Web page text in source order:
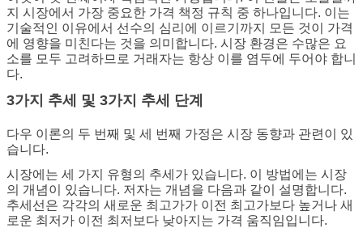
지 시장에서 가장 중요한 가격 책정 규칙 중 하나입니다. 이는
기술적인 이유에서 선수의 심리에 이르기까지 모든 것이 가격
에 영향을 미친다는 것을 의미합니다. 시장 환경은 수많은 요
소를 모두 고려하므로 거래자는 항상 이를 염두에 두어야 합니
다.
3가지 추세 및 3가지 추세 단계
다우 이론의 두 번째 및 세 번째 가정은 시장 동향과 관련이 있
습니다.
시장에는 세 가지 유형의 추세가 있습니다. 이 방법에는 시장
의 개념이 있습니다. 저자는 개념을 다음과 같이 설명합니다.
추세선은 각각의 새로운 최고가가 이전 최고가보다 높거나 새
로운 최저가 이전 최저보다 낮아지는 가격 움직임입니다.